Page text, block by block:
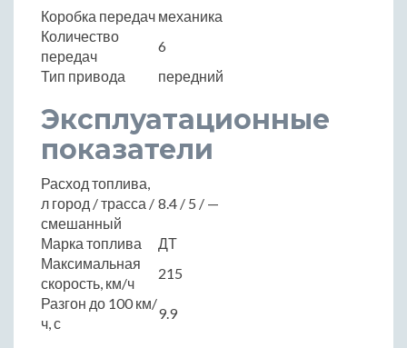
Коробка передач механика
Количество
передач
6
Тип привода
передний
Эксплуатационные
показатели
Расход топлива,
л город / трасса /
смешанный
8.4 / 5 / —
Марка топлива
ДТ
Максимальная
скорость, км/ч
215
Разгон до 100 км/
ч, с
9.9